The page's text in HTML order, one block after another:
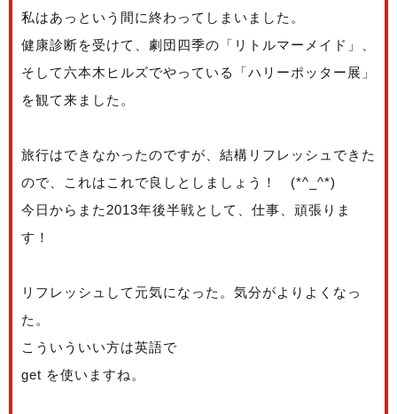
私はあっという間に終わってしまいました。
健康診断を受けて、劇団四季の「リトルマーメイド」、
そして六本木ヒルズでやっている「ハリーポッター展」
を観て来ました。
旅行はできなかったのですが、結構リフレッシュできた
ので、これはこれで良しとしましょう！ (*^_^*)
今日からまた2013年後半戦として、仕事、頑張りま
す！
リフレッシュして元気になった。気分がよりよくなっ
た。
こういういい方は英語で
get を使いますね。